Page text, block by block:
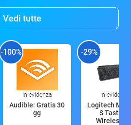
Vedi tutte
-100%
In evidenza
Audible: Gratis 30
gg
-29%
In evidenza
Logitech MX
S Tastiera
Wireless